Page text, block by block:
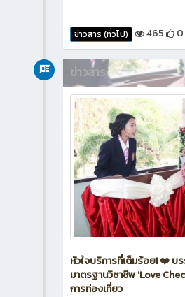
ข่าวสาร (ทั่วไป) 465 0
ข่าวสาร
หัวใจบริการที่เต็มร้อย! ❤️ บ
มาตรฐานวิชาชีพ 'Love
การท่องเที่ยว